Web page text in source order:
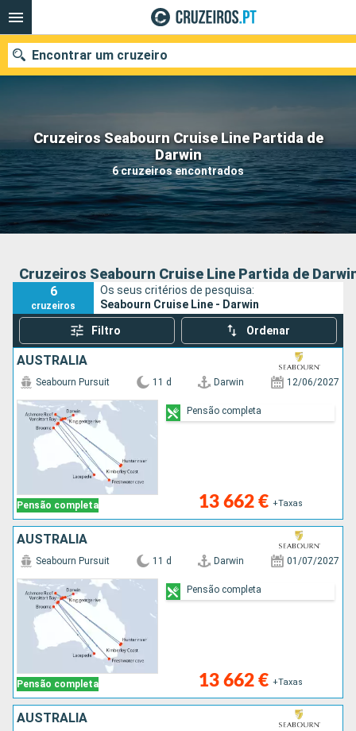
Cruzeiros Seabourn Cruise Line Partida de
Darwin
6 cruzeiros encontrados
Encontrar um cruzeiro
Quando ir?
Data de partida
Portos Companhias
Cruzeiros Seabourn Cruise Line Partida de
6
cruzeiros
Os seus critérios de pesquisa:
Seabourn Cruise Line - Darwin
Filtro Ordenar
AUSTRALIA
Pensão completa
Seabourn Pursuit 11 d Darwin 12/06/2027
13 662 € +Taxas
Pensão completa
AUSTRALIA
Pensão completa
Seabourn Pursuit 11 d Darwin 01/07/2027
13 662 € +Taxas
Pensão completa
AUSTRALIA